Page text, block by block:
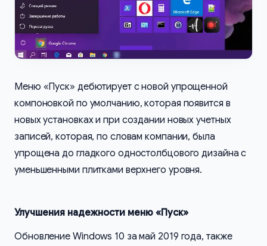
Меню «Пуск» дебютирует с новой упрощенной
компоновкой по умолчанию, которая появится в
новых установках и при создании новых учетных
записей, которая, по словам компании, была
упрощена до гладкого одностолбцового дизайна с
уменьшенными плитками верхнего уровня.
Улучшения надежности меню «Пуск»
Обновление Windows 10 за май 2019 года, также